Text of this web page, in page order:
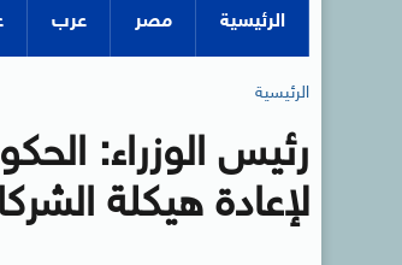
الرئيسية مصر عرب
الرئيسية
رئيس الوزراء:
لإعادة هيكلة